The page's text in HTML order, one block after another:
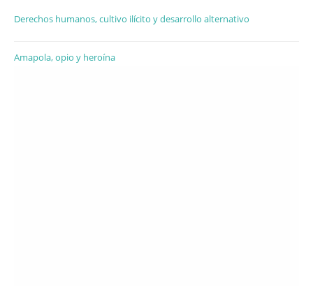
Derechos humanos, cultivo ilícito y desarrollo alternativo
Amapola, opio y heroína